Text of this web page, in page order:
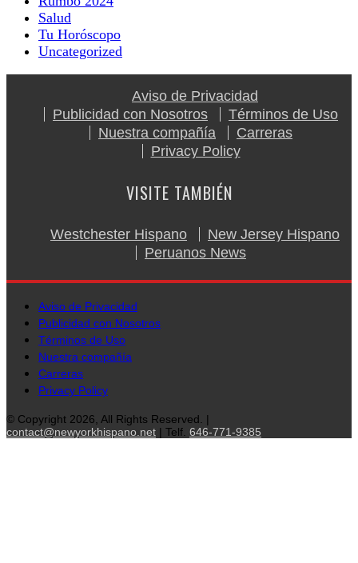
Salud
Tu Horóscopo
Uncategorized
Aviso de Privacidad
Publicidad con Nosotros
Términos de Uso
Nuestra compañía
Carreras
Privacy Policy
VISITE TAMBIÉN
Westchester Hispano
New Jersey Hispano
Peruanos News
Aviso de Privacidad
Publicidad con Nosotros
Términos de Uso
Nuestra compañía
Carreras
Privacy Policy
© Copyright 2026, All Rights Reserved. |
contact@newyorkhispano.net | Telf. 646-771-9385